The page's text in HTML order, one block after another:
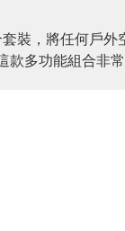
裝，將任何戶
款多功能組合非